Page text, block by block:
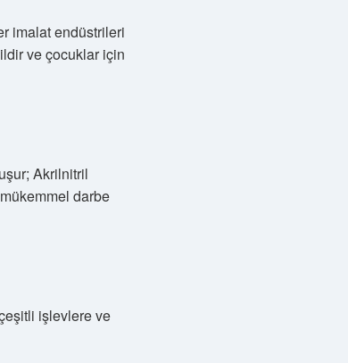
imalat endüstrileri
ve çocuklar için
Akrilnitril
darbe
işlevlere ve